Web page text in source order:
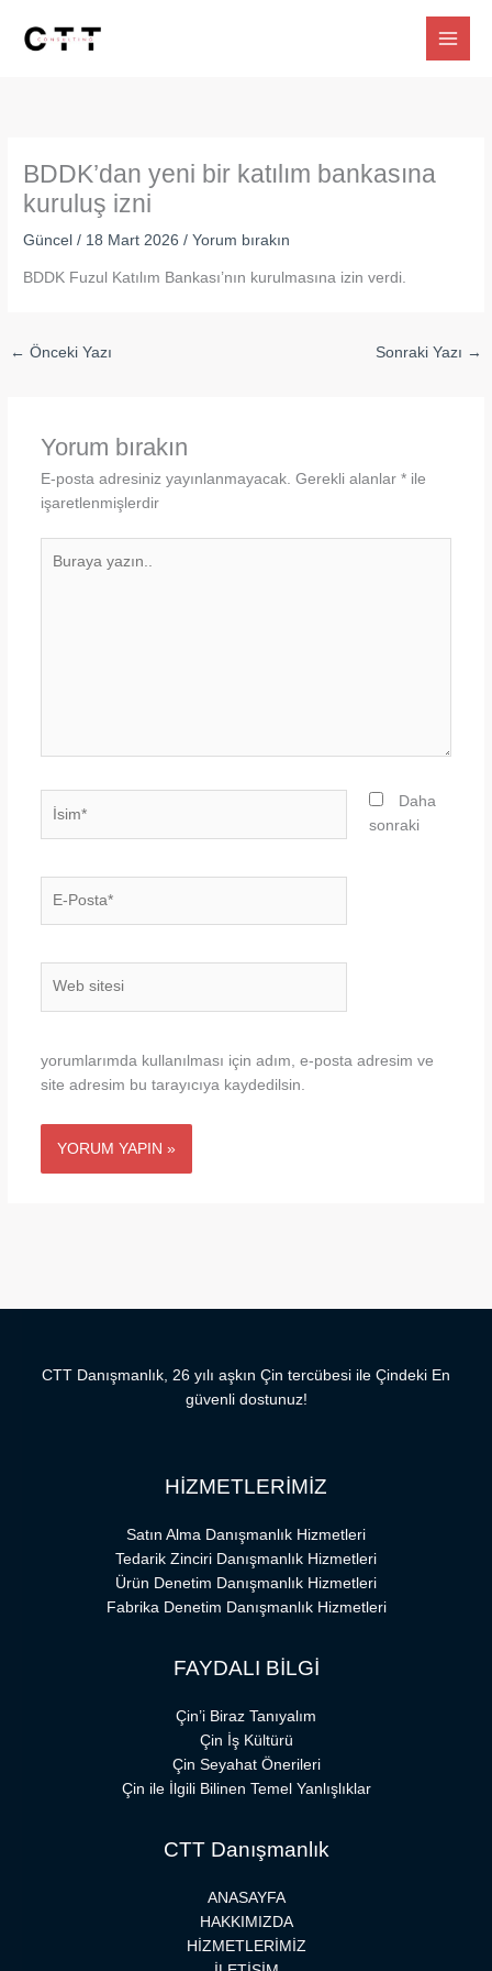
BDDK’dan yeni bir katılım bankasına
kuruluş izni
Güncel / 18 Mart 2026/Yorum bırakın
BDDK Fuzul Katılım Bankası’nın kurulmasına izin verdi.
← Önceki Yazı Sonraki Yazı →
Yorum bırakın
E-posta adresiniz yayınlanmayacak. Gerekli alanlar *ile
işaretlenmişlerdir
Posta*
Daha
sonraki
yorumlarımda kullanılması için adım, e-posta adresim ve
site adresim bu tarayıcıya kaydedilsin.
CTT Danışmanlık, 26 yılı aşkın Çin tercübesi ile Çindeki En
güvenli dostunuz!
HİZMETLERİMİZ
Satın Alma Danışmanlık Hizmetleri
Tedarik Zinciri Danışmanlık Hizmetleri
Ürün Denetim Danışmanlık Hizmetleri
Fabrika Denetim Danışmanlık Hizmetleri
FAYDALI BİLGİ
Çin’i Biraz Tanıyalım
Çin İş Kültürü
Çin Seyahat Önerileri
Çin ile İlgili Bilinen Temel Yanlışlıklar
CTT Danışmanlık
ANASAYFA
HAKKIMIZDA
HİZMETLERİMİZ